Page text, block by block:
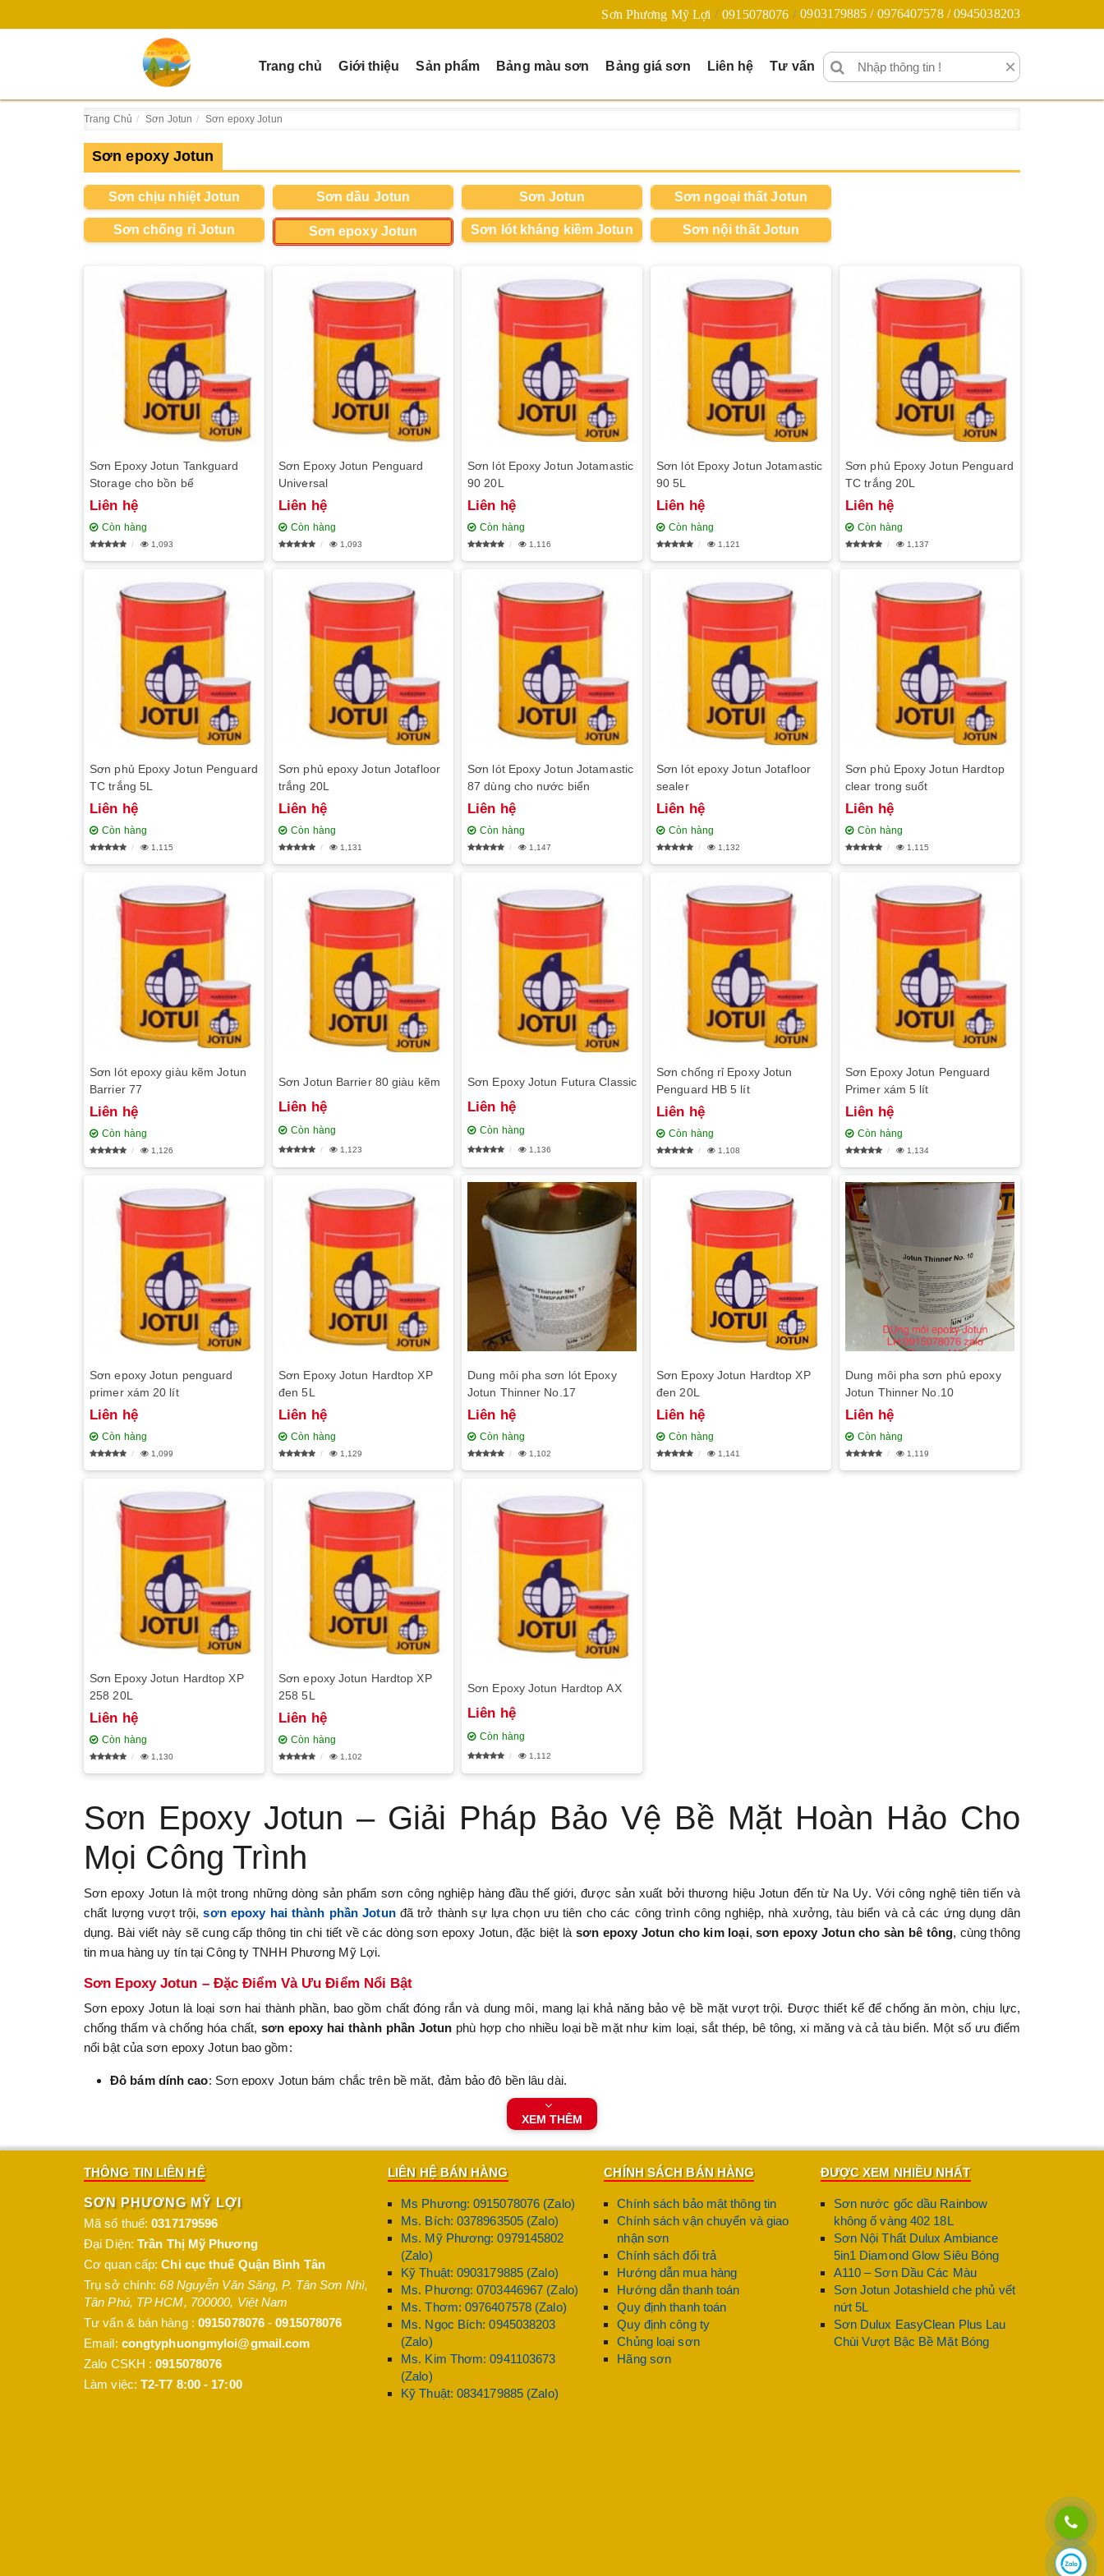
Sơn Phương Mỹ Lợi 0915078076 0903179885 / 0976407578 / 0945038203
Trang chủ Giới thiệu Sản phẩm Bảng màu sơn Bảng giá sơn Liên hệ Tư vấn ×
Trang Chủ Sơn Jotun Sơn epoxy Jotun
Sơn epoxy Jotun
Sơn chịu nhiệt Jotun
Sơn chống rỉ Jotun
Sơn dầu Jotun
Sơn epoxy Jotun
Sơn Jotun
Sơn lót kháng kiềm Jotun
Sơn ngoại thất Jotun
Sơn nội thất Jotun
Sơn Epoxy Jotun Tankguard
Storage cho bồn bể
Liên hệ
Còn hàng
1,093
Sơn Epoxy Jotun Penguard
Universal
Liên hệ
Còn hàng
1,093
Sơn lót Epoxy Jotun Jotamastic
90 20L
Liên hệ
Còn hàng
1,116
Sơn lót Epoxy Jotun Jotamastic
90 5L
Liên hệ
Còn hàng
1,121
Sơn phủ Epoxy Jotun Penguard
TC trắng 20L
Liên hệ
Còn hàng
1,137
Sơn phủ Epoxy Jotun Penguard
TC trắng 5L
Liên hệ
Còn hàng
1,115
Sơn phủ epoxy Jotun Jotafloor
trắng 20L
Liên hệ
Còn hàng
1,131
Sơn lót Epoxy Jotun Jotamastic
87 dùng cho nước biển
Liên hệ
Còn hàng
1,147
Sơn lót epoxy Jotun Jotafloor
sealer
Liên hệ
Còn hàng
1,132
Sơn phủ Epoxy Jotun Hardtop
clear trong suốt
Liên hệ
Còn hàng
1,115
Sơn lót epoxy giàu kẽm Jotun
Barrier 77
Liên hệ
Còn hàng
1,126
Sơn Jotun Barrier 80 giàu kẽm
Liên hệ
Còn hàng
1,123
Sơn Epoxy Jotun Futura Classic
Liên hệ
Còn hàng
1,136
Sơn chống rỉ Epoxy Jotun
Penguard HB 5 lít
Liên hệ
Còn hàng
1,108
Sơn Epoxy Jotun Penguard
Primer xám 5 lít
Liên hệ
Còn hàng
1,134
Sơn epoxy Jotun penguard
primer xám 20 lít
Liên hệ
Còn hàng
1,099
Sơn Epoxy Jotun Hardtop XP
đen 5L
Liên hệ
Còn hàng
1,129
Dung môi pha sơn lót Epoxy
Jotun Thinner No.17
Liên hệ
Còn hàng
1,102
Sơn Epoxy Jotun Hardtop XP
đen 20L
Liên hệ
Còn hàng
1,141
Dung môi pha sơn phủ epoxy
Jotun Thinner No.10
Liên hệ
Còn hàng
1,119
Sơn Epoxy Jotun Hardtop XP
258 20L
Liên hệ
Còn hàng
1,130
Sơn epoxy Jotun Hardtop XP
258 5L
Liên hệ
Còn hàng
1,102
Sơn Epoxy Jotun Hardtop AX
Liên hệ
Còn hàng
1,112
Sơn Epoxy Jotun – Giải Pháp Bảo Vệ Bề Mặt Hoàn Hảo Cho
Mọi Công Trình
Sơn epoxy Jotun là một trong những dòng sản phẩm sơn công nghiệp hàng đầu thế giới, được sản xuất bởi thương hiệu Jotun đến từ Na Uy. Với công nghệ tiên tiến và
chất lượng vượt trội,sơn epoxy hai thành phần Jotunđã trở thành sự lựa chọn ưu tiên cho các công trình công nghiệp, nhà xưởng, tàu biển và cả các ứng dụng dân
dụng. Bài viết này sẽ cung cấp thông tin chi tiết về các dòng sơn epoxy Jotun, đặc biệt là sơn epoxy Jotun cho kim loại,sơn epoxy Jotun cho sàn bê tông, cùng thông
tin mua hàng uy tín tại Công ty TNHH Phương Mỹ Lợi.
Sơn Epoxy Jotun – Đặc Điểm Và Ưu Điểm Nổi Bật
Sơn epoxy Jotun là loại sơn hai thành phần, bao gồm chất đóng rắn và dung môi, mang lại khả năng bảo vệ bề mặt vượt trội. Được thiết kế để chống ăn mòn, chịu lực,
chống thấm và chống hóa chất, sơn epoxy hai thành phần Jotun phù hợp cho nhiều loại bề mặt như kim loại, sắt thép, bê tông, xi măng và cả tàu biển. Một số ưu điểm
nổi bật của sơn epoxy Jotun bao gồm:
Độ bám dính cao: Sơn epoxy Jotun bám chắc trên bề mặt, đảm bảo độ bền lâu dài.
: Chống rỉ sét, chống hóa chất, chịu lực và va đập cơ học.
Tính thẩm mỹ: Bề mặt sơn bóng mịn, dễ lau chùi, tạo vẻ đẹp hoàn thiện cho công trình.
Đa dạng ứng dụng sơn epoxy Jotun cho kim loạiđếnsơn epoxy Jotun cho sàn bê tông, sản phẩm đáp ứng mọi nhu cầu thi công.
Sơn epoxy Jotun chính hãng được sản xuất với công thức an toàn, hàm lượng VOC thấp, thân thiện với môi trường và sức khỏe người dùng. Đây là lý do khiến dòng sơn
này được các nhà thầu và chủ đầu tư tin dùng.
XEM THÊM
THÔNG TIN LIÊN HỆ
SƠN PHƯƠNG MỸ LỢI
Mã số thuế:0317179596
Đại Diện: Trần Thị Mỹ Phương
Cơ quan cấp:Chi cục thuế Quận Bình Tân
Trụ sở chính:68 Nguyễn Văn Săng, P. Tân Sơn Nhì,
Tân Phú, TP HCM, 700000, Việt Nam
Tư vấn & bán hàng : 0915078076 -0915078076
Email: congtyphuongmyloi@gmail.com
Zalo CSKH :0915078076
Làm việc: T2-T7 8:00 - 17:00
LIÊN HỆ BÁN HÀNG
Ms Phương: 0915078076 (Zalo)
Ms. Bích: 0378963505 (Zalo)
Ms. Mỹ Phương: 0979145802
(Zalo)
Kỹ Thuật: 0903179885 (Zalo)
Ms. Phương: 0703446967 (Zalo)
Ms. Thơm: 0976407578 (Zalo)
Ms. Ngọc Bích: 0945038203
(Zalo)
Ms. Kim Thơm: 0941103673
(Zalo)
Kỹ Thuật: 0834179885 (Zalo)
CHÍNH SÁCH BÁN HÀNG
Chính sách bảo mật thông tin
Chính sách vận chuyển và giao
nhận sơn
Chính sách đổi trả
Hướng dẫn mua hàng
Hướng dẫn thanh toán
Quy định thanh toán
Quy định công ty
Chủng loại sơn
Hãng sơn
ĐƯỢC XEM NHIỀU NHẤT
Sơn nước gốc dầu Rainbow
không ố vàng 402 18L
Sơn Nội Thất Dulux Ambiance
5in1 Diamond Glow Siêu Bóng
A110 – Sơn Dầu Các Màu
Sơn Jotun Jotashield che phủ vết
nứt 5L
Sơn Dulux EasyClean Plus Lau
Chùi Vượt Bậc Bề Mặt Bóng